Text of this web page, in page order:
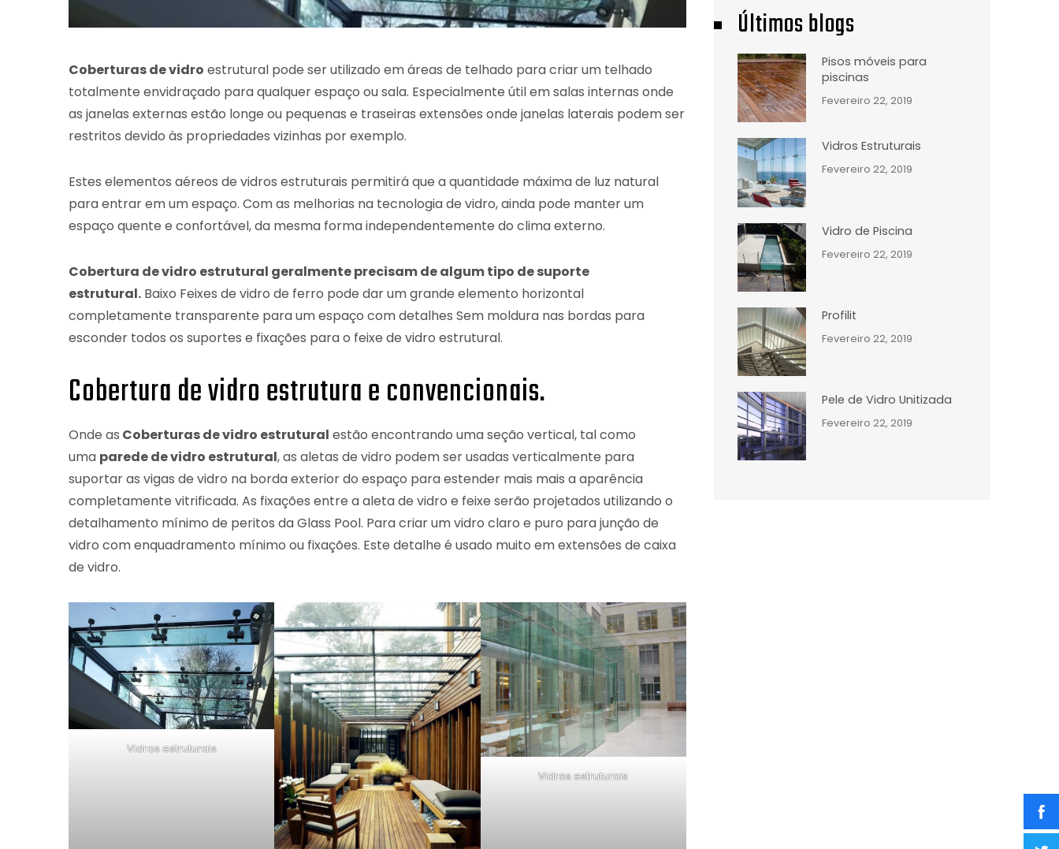
Coberturas de vidro estrutural pode ser utilizado em áreas de telhado para criar um telhado
totalmente envidraçado para qualquer espaço ou sala. Especialmente útil em salas internas onde
as janelas externas estão longe ou pequenas e traseiras extensões onde janelas laterais podem ser
restritos devido às propriedades vizinhas por exemplo.
Estes elementos aéreos de vidros estruturais permitirá que a quantidade máxima de luz natural
para entrar em um espaço. Com as melhorias na tecnologia de vidro, ainda pode manter um
espaço quente e confortável, da mesma forma independentemente do clima externo.
Cobertura de vidro estrutural geralmente precisam de algum tipo de suporte
estrutural. Baixo Feixes de vidro de ferro pode dar um grande elemento horizontal
completamente transparente para um espaço com detalhes Sem moldura nas bordas para
esconder todos os suportes e fixações para o feixe de vidro estrutural.
Cobertura de vidro estrutura e convencionais.
Onde as Coberturas de vidro estrutural estão encontrando uma seção vertical, tal como
uma parede de vidro estrutural, as aletas de vidro podem ser usadas verticalmente para
suportar as vigas de vidro na borda exterior do espaço para estender mais mais a aparência
completamente vitrificada. As fixações entre a aleta de vidro e feixe serão projetados utilizando o
detalhamento mínimo de peritos da Glass Pool. Para criar um vidro claro e puro para junção de
vidro com enquadramento mínimo ou fixações. Este detalhe é usado muito em extensões de caixa
de vidro.
Vidros estruturais
Vidros estruturais
Últimos blogs
Pisos móveis para
piscinas
Fevereiro 22, 2019
Vidros Estruturais
Fevereiro 22, 2019
Vidro de Piscina
Fevereiro 22, 2019
Profilit
Fevereiro 22, 2019
Pele de Vidro Unitizada
Fevereiro 22, 2019